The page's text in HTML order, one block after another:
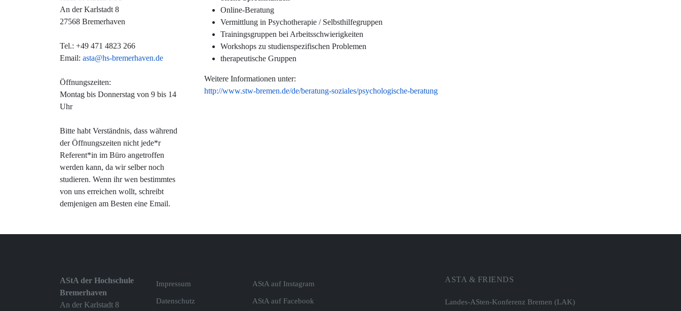
Online-Beratung
Vermittlung in Psychotherapie / Selbsthilfegruppen
Trainingsgruppen bei Arbeitsschwierigkeiten
Workshops zu studienspezifischen Problemen
therapeutische Gruppen
Weitere Informationen unter:
http://www.stw-bremen.de/de/beratung-soziales/psychologische-beratung
An der Karlstadt 8
27568 Bremerhaven
Tel.: +49 471 4823 266
Email: asta@hs-bremerhaven.de
Öffnungszeiten:
Montag bis Donnerstag von 9 bis 14
Uhr
Bitte habt Verständnis, dass während
der Öffnungszeiten nicht jede*r
Referent*in im Büro angetroffen
werden kann, da wir selber noch
studieren. Wenn ihr wen bestimmtes
von uns erreichen wollt, schreibt
demjenigen am Besten eine Email.
AStA der Hochschule
Bremerhaven
An der Karlstadt 8
Impressum
Datenschutz
AStA auf Instagram
AStA auf Facebook
ASTA & FRIENDS
Landes-ASten-Konferenz Bremen (LAK)